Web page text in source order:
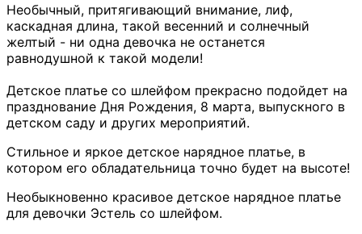
Необычный, притягивающий внимание, лиф,
каскадная длина, такой весенний и солнечный
желтый - ни одна девочка не останется
равнодушной к такой модели!
Детское платье со шлейфом прекрасно подойдет на
празднование Дня Рождения, 8 марта, выпускного в
детском саду и других мероприятий.
Стильное и яркое детское нарядное платье, в
котором его обладательница точно будет на высоте!
Необыкновенно красивое детское нарядное платье
для девочки Эстель со шлейфом.